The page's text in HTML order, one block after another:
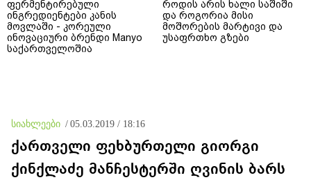
ფერმენტირებული
ინგრედიენტები კანის
მოვლაში - კორეული
ინოვაციური ბრენდი Manyo
საქართველოშია
როდის არის ხალი საშიში
და როგორია მისი
მოშორების მარტივი და
უსაფრთხო გზები
სიახლეები / 05.03.2019 / 18:16
ქართველი ფეხბურთელი გიორგი
ქინქლაძე მანჩესტერში ღვინის ბარს